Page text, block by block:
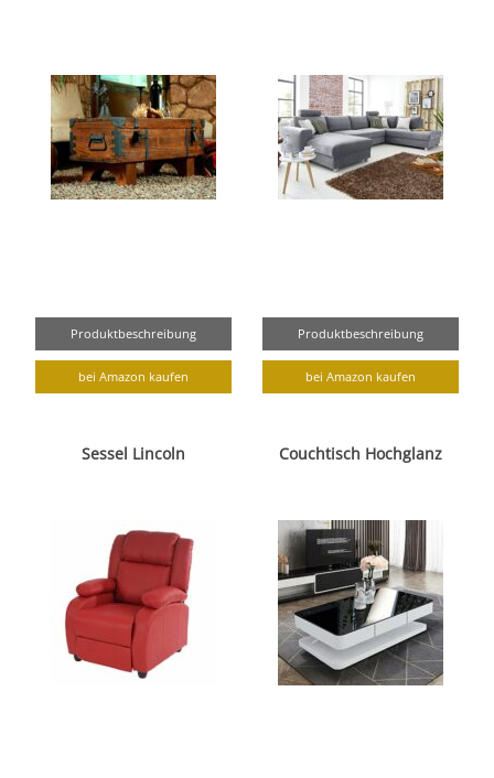
Produktbeschreibung
bei Amazon kaufen
Produktbeschreibung
bei Amazon kaufen
Sessel Lincoln Couchtisch Hochglanz